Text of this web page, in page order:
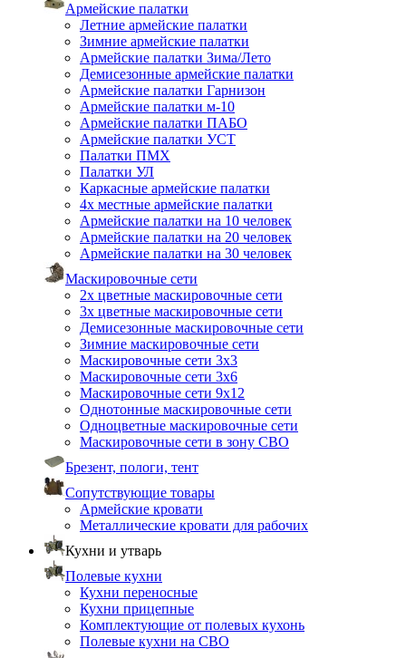
Армейские палатки
Летние армейские палатки
Зимние армейские палатки
Армейские палатки Зима/Лето
Демисезонные армейские палатки
Армейские палатки Гарнизон
Армейские палатки м-10
Армейские палатки ПАБО
Армейские палатки УСТ
Палатки ПМХ
Палатки УЛ
Каркасные армейские палатки
4х местные армейские палатки
Армейские палатки на 10 человек
Армейские палатки на 20 человек
Армейские палатки на 30 человек
Маскировочные сети
2х цветные маскировочные сети
3х цветные маскировочные сети
Демисезонные маскировочные сети
Зимние маскировочные сети
Маскировочные сети 3х3
Маскировочные сети 3х6
Маскировочные сети 9х12
Однотонные маскировочные сети
Одноцветные маскировочные сети
Маскировочные сети в зону СВО
Брезент, пологи, тент
Сопутствующие товары
Армейские кровати
Металлические кровати для рабочих
Кухни и утварь
Полевые кухни
Кухни переносные
Кухни прицепные
Комплектующие от полевых кухонь
Полевые кухни на СВО